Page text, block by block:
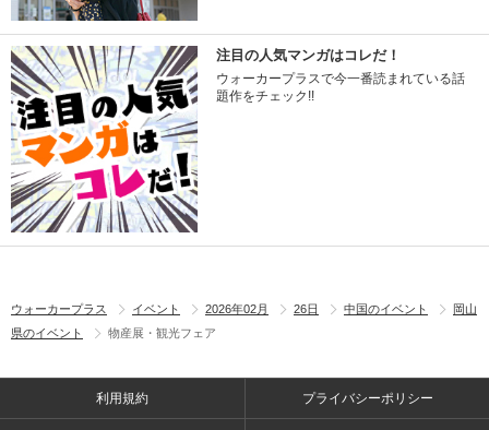
注目の人気マンガはコレだ！
ウォーカープラスで今一番読まれている話
題作をチェック!!
ウォーカープラス イベント 2026年02月 26日 中国のイベント
岡山
県のイベント
物産展・観光フェア
利用規約 プライバシーポリシー